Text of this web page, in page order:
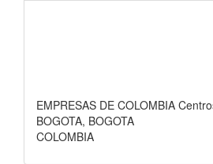
EMPRESAS DE COLOMBIA
BOGOTA, BOGOTA
COLOMBIA